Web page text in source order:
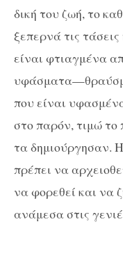
δική του ζωή, το
ξεπερνά τις
είναι φτιαγμένα
που είναι
στο παρόν, τιμώ το
τα δημιούργησαν.
πρέπει να
να φορεθεί και να
ανάμεσα στις